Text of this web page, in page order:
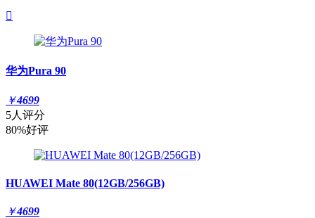

华为Pura 90
￥4699
5人评分
80%好评
HUAWEI Mate 80(12GB/256GB)
￥4699